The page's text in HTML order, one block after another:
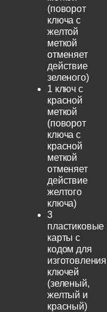
(поворот
ключа с
желтой
меткой
отменяет
действие
зеленого)
1 ключ с
красной
меткой
(поворот
ключа с
красной
меткой
отменяет
действие
желтого
ключа)
3
пластиковые
карты с
кодом для
изготовления
ключей
(зеленый,
желтый и
красный)